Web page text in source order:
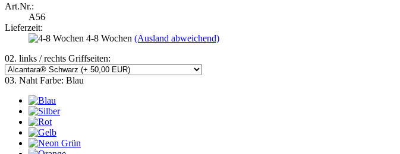
Art.Nr.:
A56
Lieferzeit:
4-8 Wochen (Ausland abweichend)
02. links / rechts Griffseiten:
03. Naht Farbe: Blau